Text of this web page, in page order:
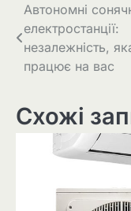
Навігація
записів
Автономні
електростанції:
незалежність,
працює на вас
Схожі